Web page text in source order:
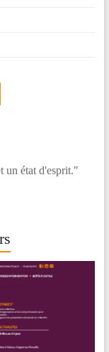
un état d'esprit."